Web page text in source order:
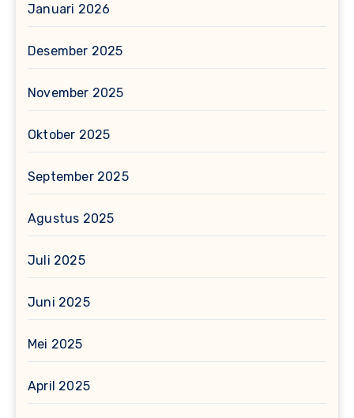
Januari 2026
Desember 2025
November 2025
Oktober 2025
September 2025
Agustus 2025
Juli 2025
Juni 2025
Mei 2025
April 2025